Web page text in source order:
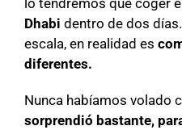
lo tendremos que coger
Dhabi dentro de dos
escala, en realidad es
diferentes.
Nunca habíamos volado
sorprendió bastante,